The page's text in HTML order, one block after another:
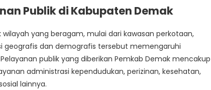
Publik di Kabupaten Demak
yang beragam, mulai dari kawasan perkotaan,
geografis dan demografis tersebut memengaruhi
publik yang diberikan Pemkab Demak mencakup
administrasi kependudukan, perizinan, kesehatan,
lainnya.